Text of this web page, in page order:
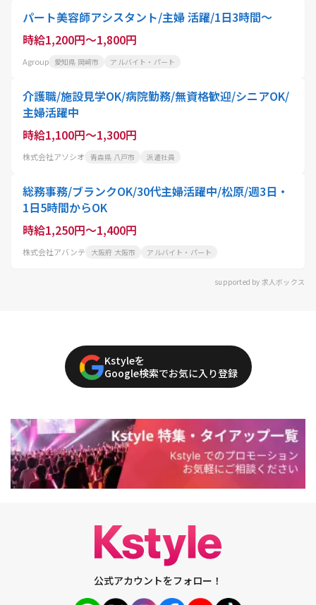
パート美容師アシスタント/主婦 活躍/1日3時間～
時給1,200円～1,800円
Agroup 愛知県 岡崎市 アルバイト・パート
介護職/施設見学OK/病院勤務/無資格歓迎/シニアOK/
主婦活躍中
時給1,100円～1,300円
株式会社アソシオ 青森県 八戸市 派遣社員
総務事務/ブランクOK/30代主婦活躍中/松原/週3日・
1日5時間からOK
時給1,250円～1,400円
株式会社アバンテ 大阪府 大阪市 アルバイト・パート
supported by 求人ボックス
Kstyleを
Google検索でお気に入り登録
公式アカウントをフォロー！